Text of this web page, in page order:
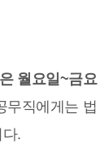
월요일~금요
무직에게는 법
.